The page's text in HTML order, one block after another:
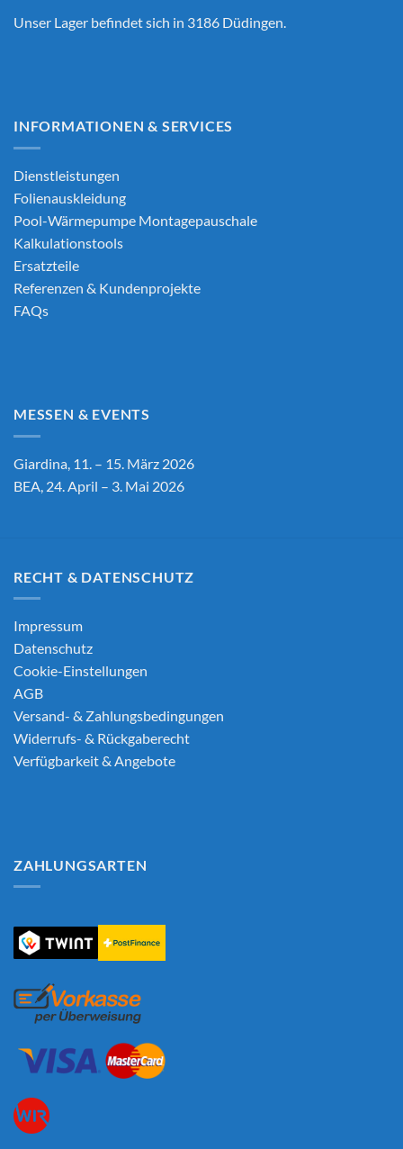
Unser Lager befindet sich in 3186 Düdingen.
INFORMATIONEN & SERVICES
Dienstleistungen
Folienauskleidung
Pool-Wärmepumpe Montagepauschale
Kalkulationstools
Ersatzteile
Referenzen & Kundenprojekte
FAQs
MESSEN & EVENTS
Giardina, 11. – 15. März 2026
BEA, 24. April – 3. Mai 2026
RECHT & DATENSCHUTZ
Impressum
Datenschutz
Cookie-Einstellungen
AGB
Versand- & Zahlungsbedingungen
Widerrufs- & Rückgaberecht
Verfügbarkeit & Angebote
ZAHLUNGSARTEN